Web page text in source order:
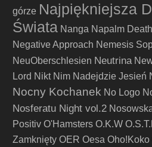
górze Najpiękniejsza
Świata Nanga Napalm Death
Negative Approach Nemesis
NeuOberschlesien Neutrina
Lord Nikt Nim Nadejdzie Jesień
Nocny Kochanek No Logo
Nosferatu Night vol.2
Positiv O'Hamsters O.K.W
Zamknięty OER Oesa Oho!Koko